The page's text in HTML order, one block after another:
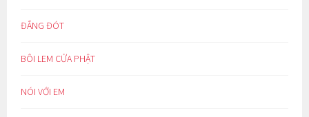
ĐẮNG ĐÓT
BÔI LEM CỬA PHẬT
NÓI VỚI EM